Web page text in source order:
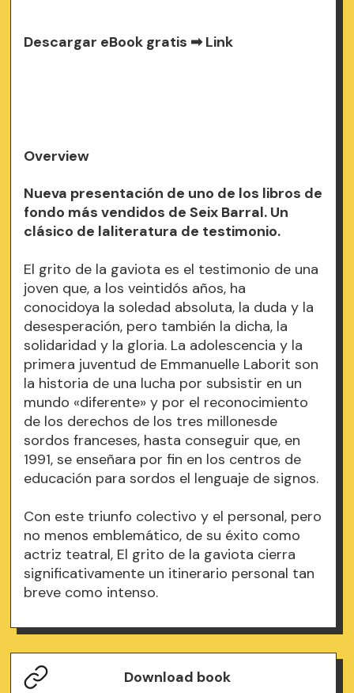
Descargar eBook gratis ➡Link
Overview
Nueva presentación de uno de los libros de
fondo más vendidos de Seix Barral. Un
clásico de laliteratura de testimonio.
El grito de la gaviota es el testimonio de una
joven que, a los veintidós años, ha
conocidoya la soledad absoluta, la duda y la
desesperación, pero también la dicha, la
solidaridad y la gloria. La adolescencia y la
primera juventud de Emmanuelle Laborit son
la historia de una lucha por subsistir en un
mundo «diferente» y por el reconocimiento
de los derechos de los tres millonesde
sordos franceses, hasta conseguir que, en
1991, se enseñara por fin en los centros de
educación para sordos el lenguaje de signos.
Con este triunfo colectivo y el personal, pero
no menos emblemático, de su éxito como
actriz teatral, El grito de la gaviota cierra
significativamente un itinerario personal tan
breve como intenso.
Download book